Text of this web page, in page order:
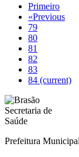
Primeiro
«Previous
79
80
81
82
83
84 (current)
Prefeitura